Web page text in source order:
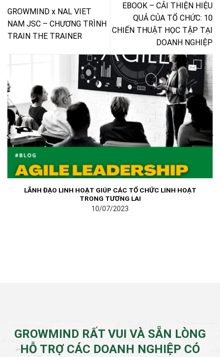
GROWMIND x NAL VIET
NAM JSC – CHƯƠNG TRÌNH
TRAIN THE TRAINER
EBOOK – CẢI THIỆN HIỆU
QUẢ CỦA TỔ CHỨC: 10
CHIẾN THUẬT HỌC TẬP TẠI
DOANH NGHIỆP
LÃNH ĐẠO LINH HOẠT GIÚP CÁC TỔ CHỨC LINH HOẠT
TRONG TƯƠNG LAI
10/07/2023
GROWMIND RẤT VUI VÀ SẴN LÒNG
HỖ TRỢ CÁC DOANH NGHIỆP CÓ